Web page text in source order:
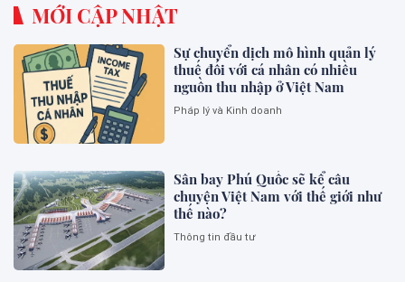
MỚI CẬP NHẬT
Sự chuyển dịch mô hình quản lý
thuế đối với cá nhân có nhiều
nguồn thu nhập ở Việt Nam
Pháp lý và Kinh doanh
Sân bay Phú Quốc sẽ kể câu
chuyện Việt Nam với thế giới như
thế nào?
Thông tin đầu tư